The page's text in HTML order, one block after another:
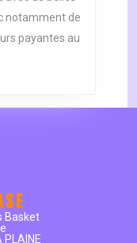
notamment de
payantes au
Basket
PLAINE